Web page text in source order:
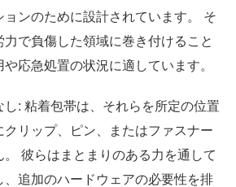
ンのために設計されています。 そ
力で負傷した領域に巻き付けること
応急処置の状況に適しています。
し: 粘着包帯は、それらを所定の位置
クリップ、ピン、またはファスナー
。 彼らはまとまりのある力を通して
、追加のハードウェアの必要性を排